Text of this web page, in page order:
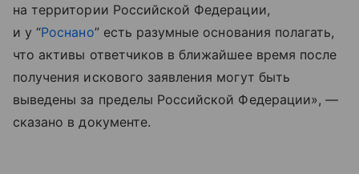
на территории Российской Федерации,
и у “Роснано” есть разумные основания полагать,
что активы ответчиков в ближайшее время после
получения искового заявления могут быть
выведены за пределы Российской Федерации», —
сказано в документе.